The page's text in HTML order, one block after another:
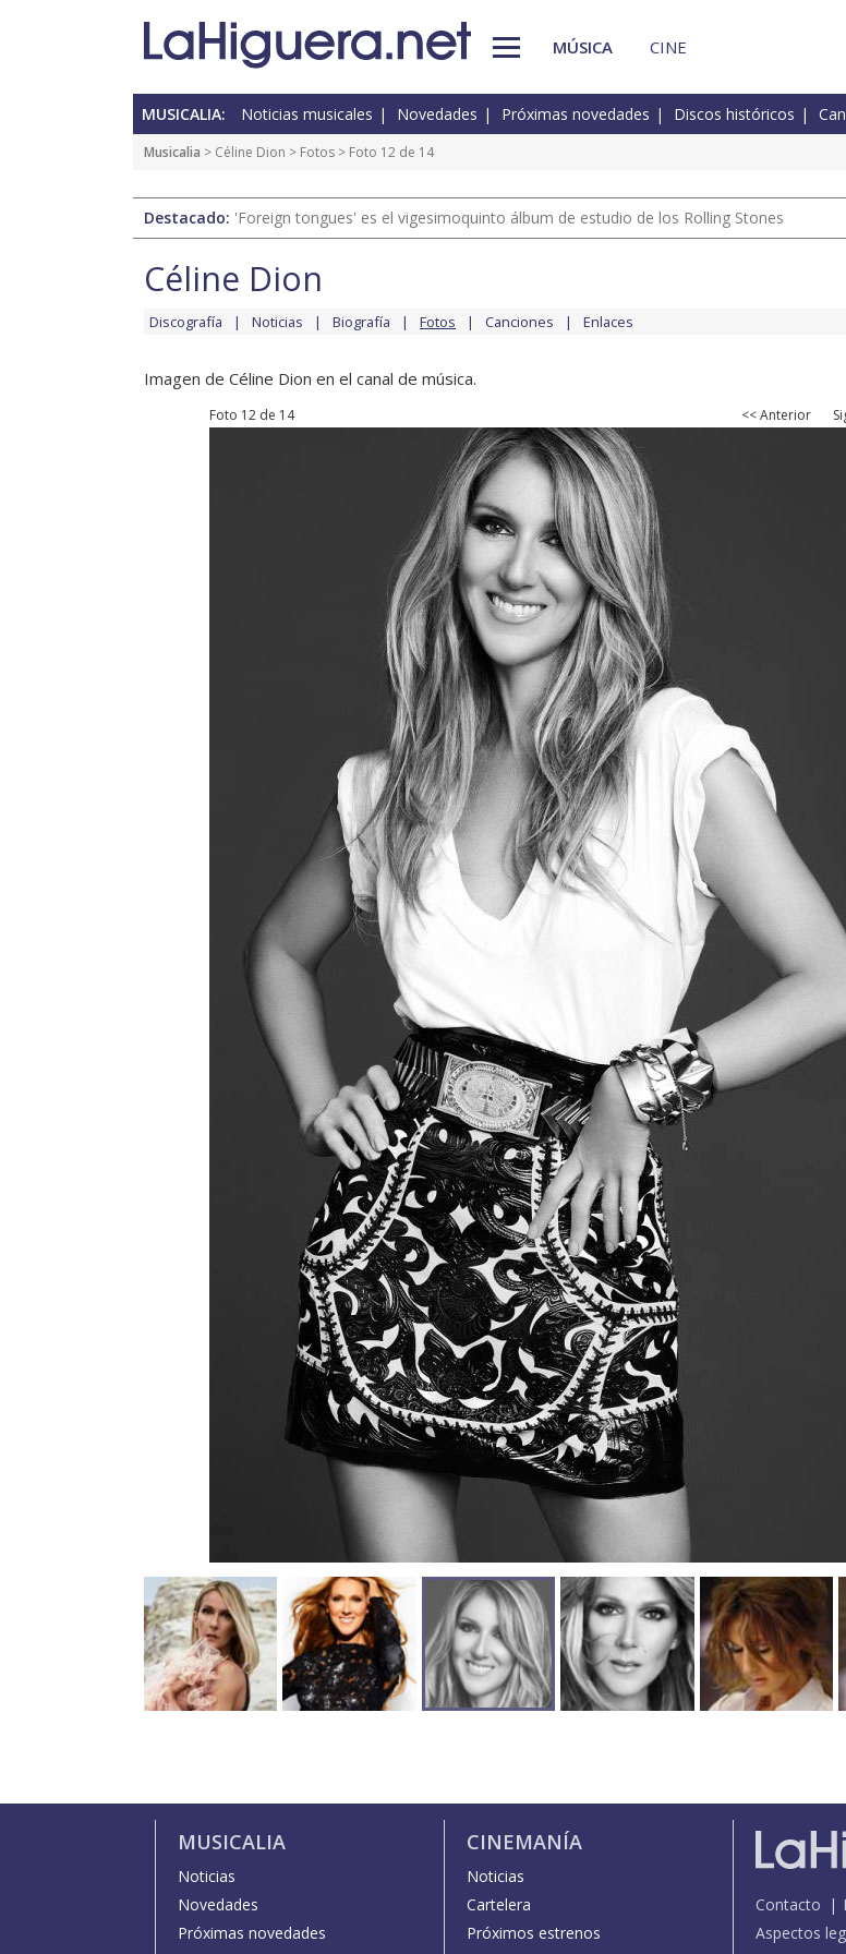
MÚSICA CINE
MUSICALIA: Noticias musicales Novedades Próximas novedades Discos históricos
Musicalia > Céline Dion > Fotos > Foto 12 de 14
Destacado: 'Foreign tongues' es el vigesimoquinto álbum de estudio de los Rolling Stones
Céline Dion
Discografía Noticias Biografía Fotos Canciones Enlaces
Imagen de Céline Dion en el canal de música.
Foto 12 de 14 << Anterior
MUSICALIA
Noticias
Novedades
Próximas novedades
CINEMANÍA
Noticias
Cartelera
Próximos estrenos
Contacto
Aspectos